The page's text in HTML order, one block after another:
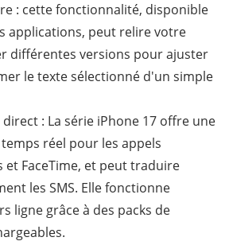
: cette fonctionnalité, disponible
applications, peut relire votre
différentes versions pour ajuster
le texte sélectionné d'un simple
: La série iPhone 17 offre une
réel pour les appels
et FaceTime, et peut traduire
les SMS. Elle fonctionne
ligne grâce à des packs de